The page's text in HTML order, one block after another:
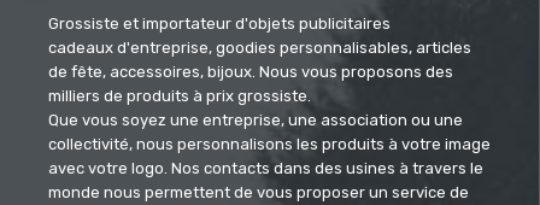
Grossiste et importateur d'objets publicitaires
cadeaux d'entreprise, goodies personnalisables, articles
de fête, accessoires, bijoux. Nous vous proposons des
milliers de produits à prix grossiste.
Que vous soyez une entreprise, une association ou une
collectivité, nous personnalisons les produits à votre image
avec votre logo. Nos contacts dans des usines à travers le
monde nous permettent de vous proposer un service de